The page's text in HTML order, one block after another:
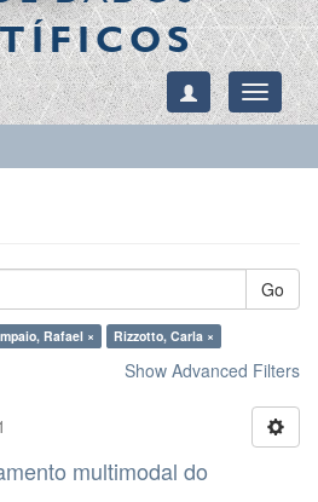
Toggle
Go
Rafael × Rizzotto, Carla ×
Show Advanced Filters
multimodal do